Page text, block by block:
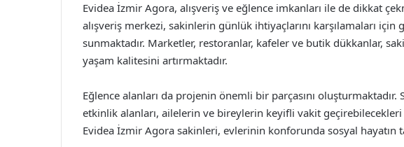
Evidea İzmir Agora, alışveriş ve eğlence imkanları ile de dikkat
alışveriş merkezi, sakinlerin günlük ihtiyaçlarını karşılamaları
sunmaktadır. Marketler, restoranlar, kafeler ve butik dükkanlar,
yaşam kalitesini artırmaktadır.
Eğlence alanları da projenin önemli bir parçasını oluşturmaktadır.
etkinlik alanları, ailelerin ve bireylerin keyifli vakit geçirebilecekleri
Evidea İzmir Agora sakinleri, evlerinin konforunda sosyal hayatın